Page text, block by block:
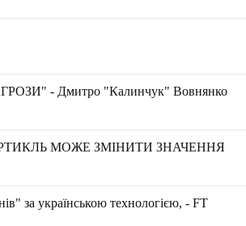
- Дмитро "Калинчук" Вовнянко
МОЖЕ ЗМІНИТИ ЗНАЧЕННЯ
за українською технологією, - FT